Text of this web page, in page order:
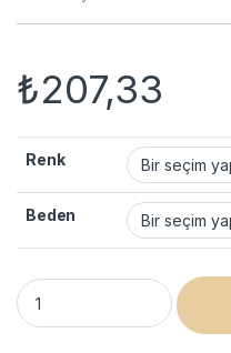
₺207,33
Renk
Beden
Çocuk Kız Baskılı T-Shirt -